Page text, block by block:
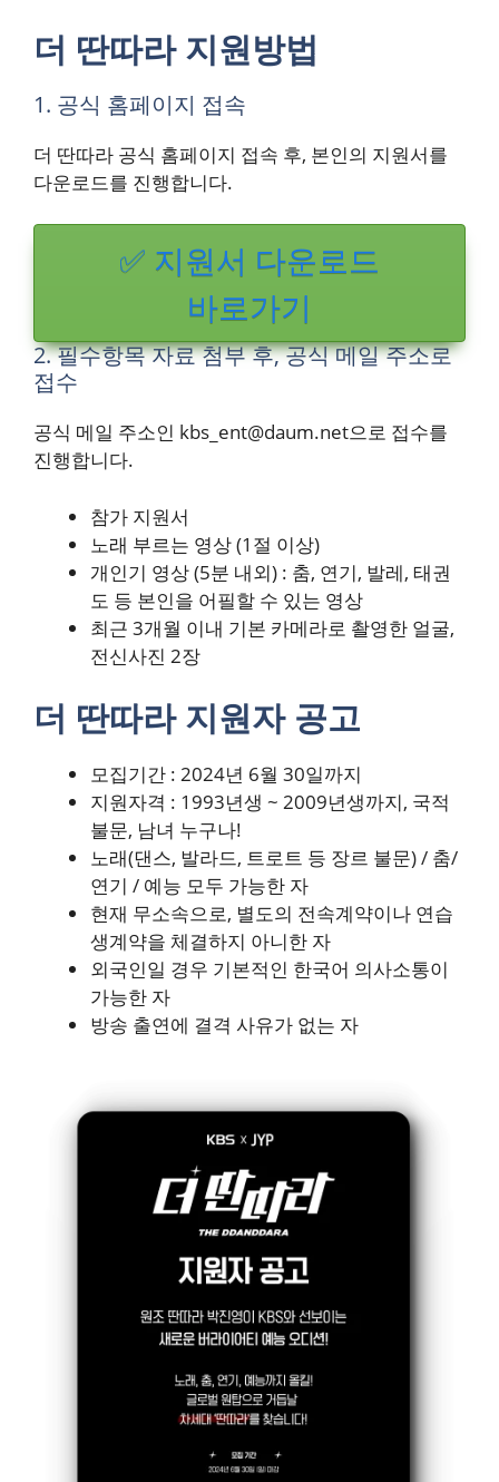
더 딴따라 지원방법
1. 공식 홈페이지 접속
더 딴따라 공식 홈페이지 접속 후, 본인의 지원서를
다운로드를 진행합니다.
✅ 지원서 다운로드
바로가기
2. 필수항목 자료 첨부 후, 공식 메일 주소로
접수
공식 메일 주소인 kbs_ent@daum.net으로 접수를
진행합니다.
참가 지원서
노래 부르는 영상 (1절 이상)
개인기 영상 (5분 내외) : 춤, 연기, 발레, 태권
도 등 본인을 어필할 수 있는 영상
최근 3개월 이내 기본 카메라로 촬영한 얼굴,
전신사진 2장
더 딴따라 지원자 공고
모집기간 : 2024년 6월 30일까지
지원자격 : 1993년생 ~ 2009년생까지, 국적
불문, 남녀 누구나!
노래(댄스, 발라드, 트로트 등 장르 불문) / 춤/
연기 / 예능 모두 가능한 자
현재 무소속으로, 별도의 전속계약이나 연습
생계약을 체결하지 아니한 자
외국인일 경우 기본적인 한국어 의사소통이
가능한 자
방송 출연에 결격 사유가 없는 자